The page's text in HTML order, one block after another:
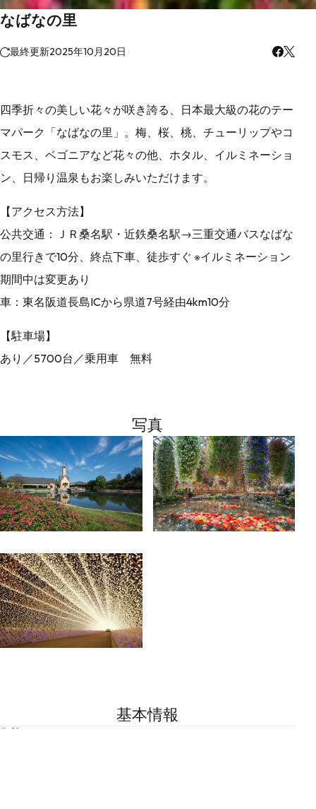
なばなの里
最終更新2025年10月20日
四季折々の美しい花々が咲き誇る、日本最大級の花のテー
マパーク「なばなの里」。梅、桜、桃、チューリップやコ
スモス、ベゴニアなど花々の他、ホタル、イルミネーショ
ン、日帰り温泉もお楽しみいただけます。
【アクセス方法】
公共交通：ＪＲ桑名駅・近鉄桑名駅→三重交通バスなばな
の里行きで10分、終点下車、徒歩すぐ ※イルミネーション
期間中は変更あり
車：東名阪道長島ICから県道7号経由4km10分
【駐車場】
あり／5700台／乗用車 無料
写真
基本情報
住所